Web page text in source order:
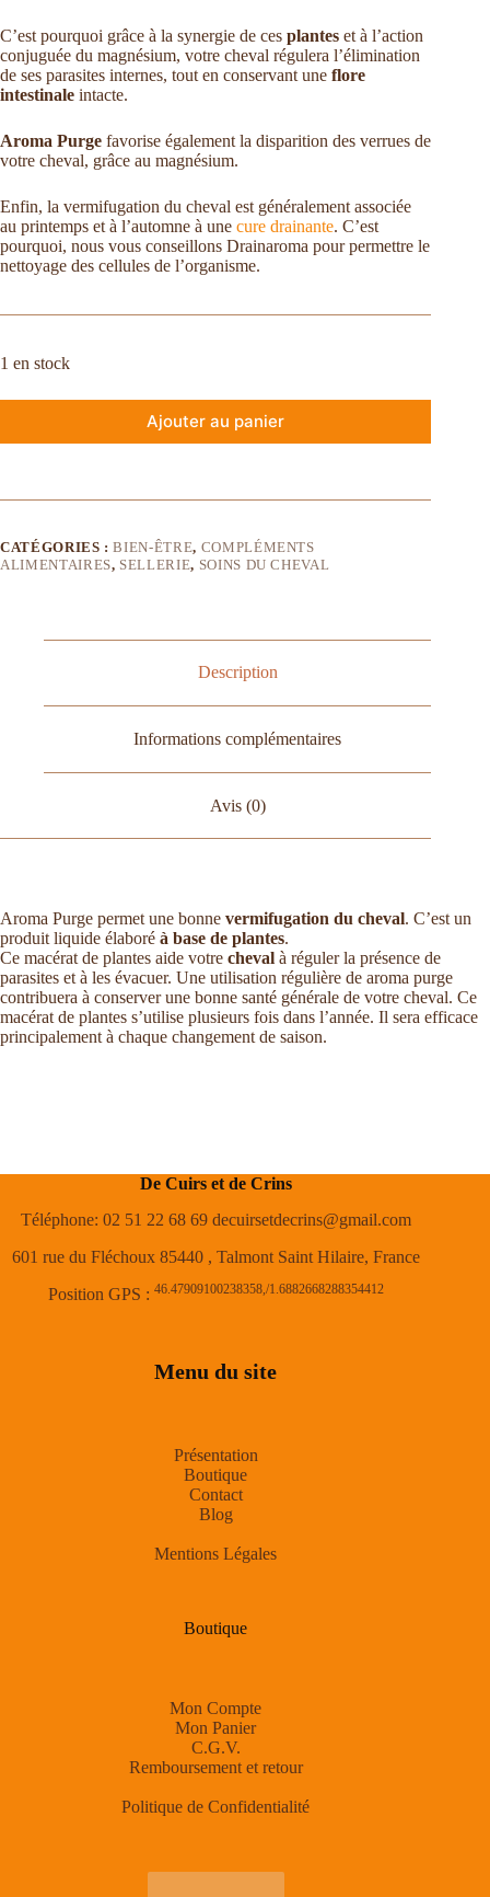
C’est pourquoi grâce à la synergie de ces plantes et à l’action
conjuguée du magnésium, votre cheval régulera l’élimination
de ses parasites internes, tout en conservant une flore
intestinale intacte.
Aroma Purge favorise également la disparition des verrues de
votre cheval, grâce au magnésium.
Enfin, la vermifugation du cheval est généralement associée
au printemps et à l’automne à une cure drainante. C’est
pourquoi, nous vous conseillons Drainaroma pour permettre le
nettoyage des cellules de l’organisme.
1 en stock
Ajouter au panier
CATÉGORIES :BIEN-ÊTRE, COMPLÉMENTS
ALIMENTAIRES, SELLERIE, SOINS DU CHEVAL
Description
Informations complémentaires
Avis (0)
Aroma Purge permet une bonne vermifugation du cheval. C’est un
produit liquide élaboré à base de plantes.
Ce macérat de plantes aide votre cheval à réguler la présence de
parasites et à les évacuer. Une utilisation régulière de aroma purge
contribuera à conserver une bonne santé générale de votre cheval. Ce
macérat de plantes s’utilise plusieurs fois dans l’année. Il sera efficace
principalement à chaque changement de saison.
De Cuirs et de Crins
Téléphone: 02 51 22 68 69 decuirsetdecrins@gmail.com
601 rue du Fléchoux 85440 , Talmont Saint Hilaire, France
Position GPS : 46.47909100238358,/1.6882668288354412
Menu du site
Présentation
Boutique
Contact
Blog
Mentions Légales
Boutique
Mon Compte
Mon Panier
C.G.V.
Remboursement et retour
Politique de Confidentialité